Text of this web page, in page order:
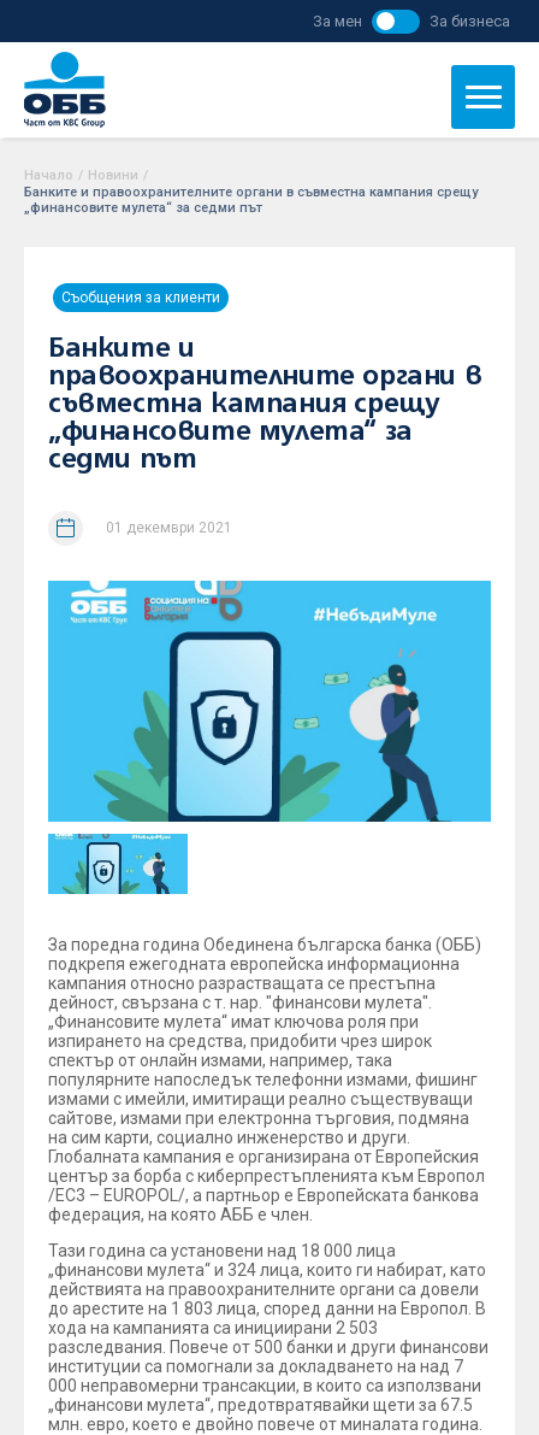
За мен За бизнеса
Начало / Новини /
Банките и правоохранителните органи в съвместна кампания срещу
„финансовите мулета“ за седми път
Съобщения за клиенти
Банките и
правоохранителните органи в
съвместна кампания срещу
„финансовите мулета“ за
седми път
01 декември 2021
За поредна година Обединена българска банка (ОББ)
подкрепя ежегодната европейска информационна
кампания относно разрастващата се престъпна
дейност, свързана с т. нар. "финансови мулета".
„Финансовите мулета“ имат ключова роля при
изпирането на средства, придобити чрез широк
спектър от онлайн измами, например, така
популярните напоследък телефонни измами, фишинг
измами с имейли, имитиращи реално съществуващи
сайтове, измами при електронна търговия, подмяна
на сим карти, социално инженерство и други.
Глобалната кампания е организирана от Европейския
център за борба с киберпрестъпленията към Европол
/EC3 – EUROPOL/, а партньор е Европейската банкова
федерация, на която АББ е член.
Тази година са установени над 18 000 лица
„финансови мулета“ и 324 лица, които ги набират, като
действията на правоохранителните органи са довели
до арестите на 1 803 лица, според данни на Европол. В
хода на кампанията са инициирани 2 503
разследвания. Повече от 500 банки и други финансови
институции са помогнали за докладването на над 7
000 неправомерни трансакции, в които са използвани
„финансови мулета“, предотвратявайки щети за 67.5
млн. евро, което е двойно повече от миналата година.